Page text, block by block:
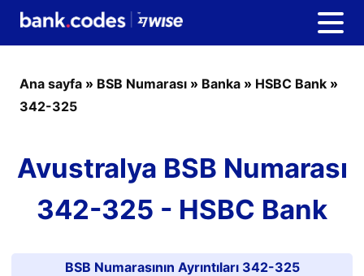
Ana sayfa » BSB Numarası » Banka » HSBC Bank »
342-325
Avustralya BSB Numarası
342-325 - HSBC Bank
BSB Numarasının Ayrıntıları 342-325